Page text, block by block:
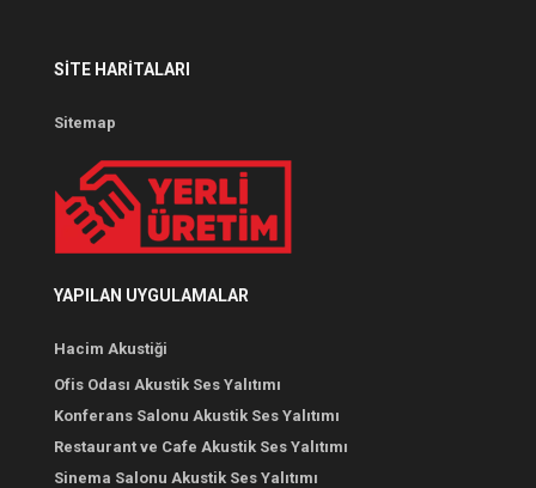
SITE HARITALARI
Sitemap
YAPILAN UYGULAMALAR
Hacim Akustiği
Ofis Odası Akustik Ses Yalıtımı
Konferans Salonu Akustik Ses Yalıtımı
Restaurant ve Cafe Akustik Ses Yalıtımı
Sinema Salonu Akustik Ses Yalıtımı